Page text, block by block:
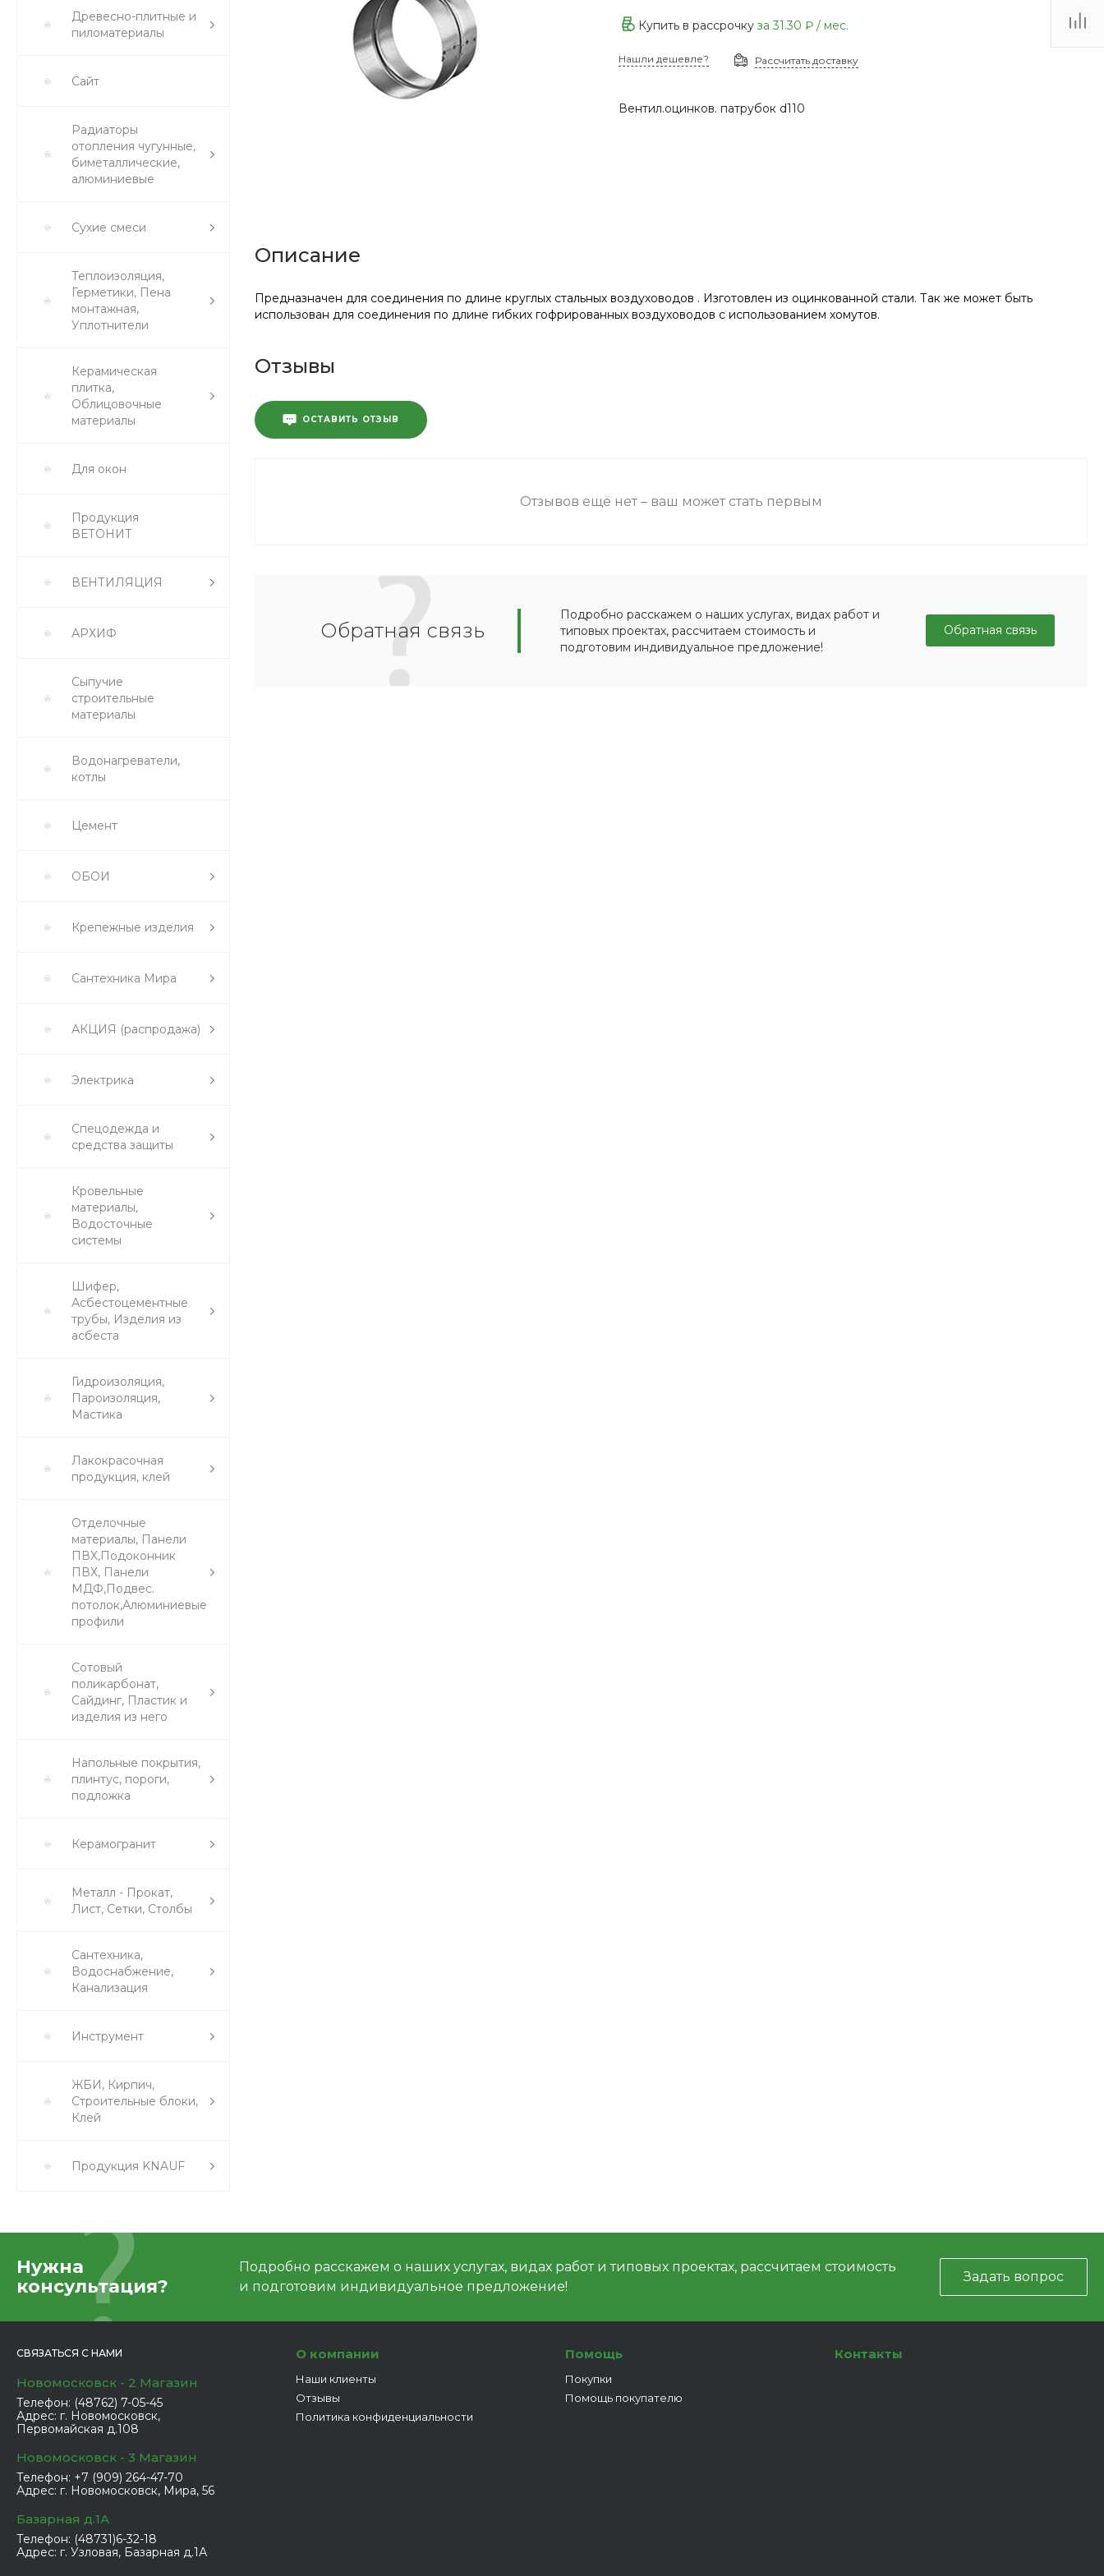
Древесно-плитные и
пиломатериалы
Сайт
Радиаторы
отопления чугунные,
биметаллические,
алюминиевые
Сухие смеси
Теплоизоляция,
Герметики, Пена
монтажная,
Уплотнители
Керамическая
плитка,
Облицовочные
материалы
Для окон
Продукция
ВЕТОНИТ
ВЕНТИЛЯЦИЯ
АРХИФ
Сыпучие
строительные
материалы
Водонагреватели,
котлы
Цемент
ОБОИ
Крепежные изделия
Сантехника Мира
АКЦИЯ (распродажа)
Электрика
Спецодежда и
средства защиты
Кровельные
материалы,
Водосточные
системы
Шифер,
Асбестоцементные
трубы, Изделия из
асбеста
Гидроизоляция,
Пароизоляция,
Мастика
Лакокрасочная
продукция, клей
Отделочные
материалы, Панели
ПВХ,Подоконник
ПВХ, Панели
МДФ,Подвес.
потолок,Алюминиевые
профили
Сотовый
поликарбонат,
Сайдинг, Пластик и
изделия из него
Напольные покрытия,
плинтус, пороги,
подложка
Керамогранит
Металл - Прокат,
Лист, Сетки, Столбы
Сантехника,
Водоснабжение,
Канализация
Инструмент
ЖБИ, Кирпич,
Строительные блоки,
Клей
Продукция KNAUF
Купить в рассрочку за 31.30 ₽/ мес.
Нашли дешевле? Рассчитать доставку
Вентил.оцинков. патрубок d110
Описание
Предназначен для соединения по длине круглых стальных воздуховодов . Изготовлен из оцинкованной стали. Так же может быть
использован для соединения по длине гибких гофрированных воздуховодов с использованием хомутов.
Отзывы
ОСТАВИТЬ ОТЗЫВ
Отзывов ещё нет – ваш может стать первым
Обратная связь
Подробно расскажем о наших услугах, видах работ и
типовых проектах, рассчитаем стоимость и
подготовим индивидуальное предложение!
Обратная связь
Нужна
консультация?
Подробно расскажем о наших услугах, видах работ и типовых проектах, рассчитаем стоимость
и подготовим индивидуальное предложение!
Задать вопрос
СВЯЗАТЬСЯ С НАМИ
Новомосковск - 2 Магазин
Телефон: (48762) 7-05-45
Адрес: г. Новомосковск,
Первомайская д.108
Новомосковск - 3 Магазин
Телефон: +7 (909) 264-47-70
Адрес: г. Новомосковск, Мира, 56
Базарная д.1А
Телефон: (48731)6-32-18
Адрес: г. Узловая, Базарная д.1А
О компании
Наши клиенты
Отзывы
Политика конфиденциальности
Помощь
Покупки
Помощь покупателю
Контакты